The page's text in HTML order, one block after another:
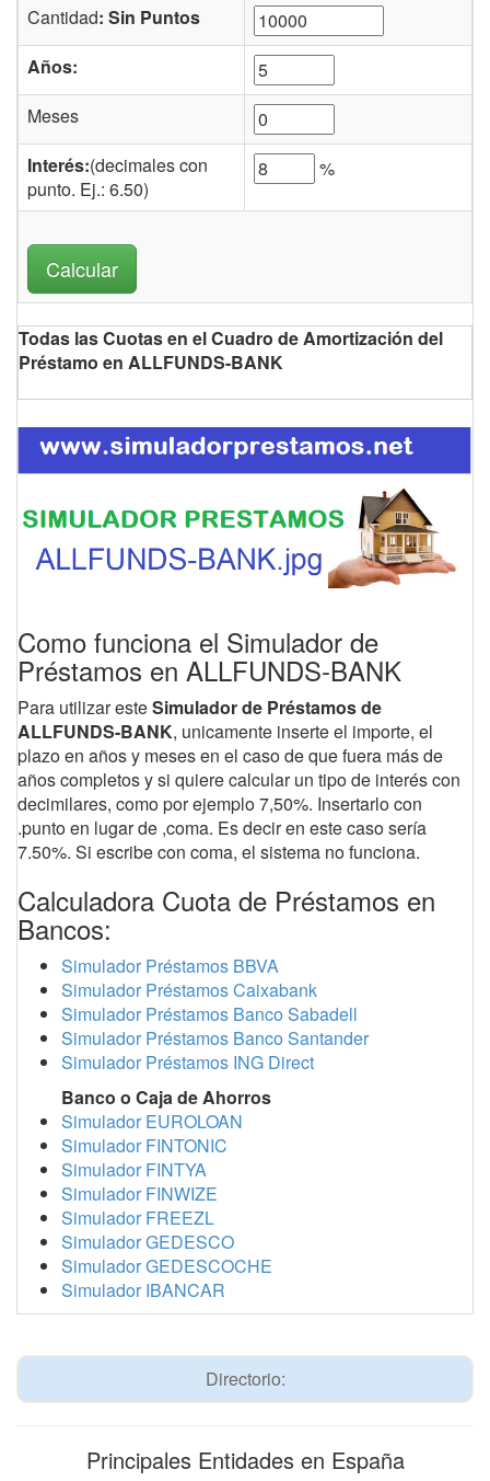
Cantidad: Sin Puntos
Años:
Meses
Interés:(decimales con
punto. Ej.: 6.50)
%
Todas las Cuotas en el Cuadro de Amortización del
Préstamo en ALLFUNDS-BANK
Como funciona el Simulador de
Préstamos en ALLFUNDS-BANK
Para utilizar esteSimulador de Préstamos de
ALLFUNDS-BANK, unicamente inserte el importe, el
plazo en años y meses en el caso de que fuera más de
años completos y si quiere calcular un tipo de interés con
decimilares, como por ejemplo 7,50%. Insertarlo con
.punto en lugar de ,coma. Es decir en este caso sería
7.50%. Si escribe con coma, el sistema no funciona.
Calculadora Cuota de Préstamos en
Bancos:
Simulador Préstamos BBVA
Simulador Préstamos Caixabank
Simulador Préstamos Banco Sabadell
Simulador Préstamos Banco Santander
Simulador Préstamos ING Direct
Banco o Caja de Ahorros
Simulador EUROLOAN
Simulador FINTONIC
Simulador FINTYA
Simulador FINWIZE
Simulador FREEZL
Simulador GEDESCO
Simulador GEDESCOCHE
Simulador IBANCAR
Directorio:
Principales Entidades en España